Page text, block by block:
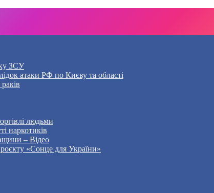
ЗСУ
атаки РФ по Києву та області
людьми
наркотиків
– Відео
«Сонце для України»